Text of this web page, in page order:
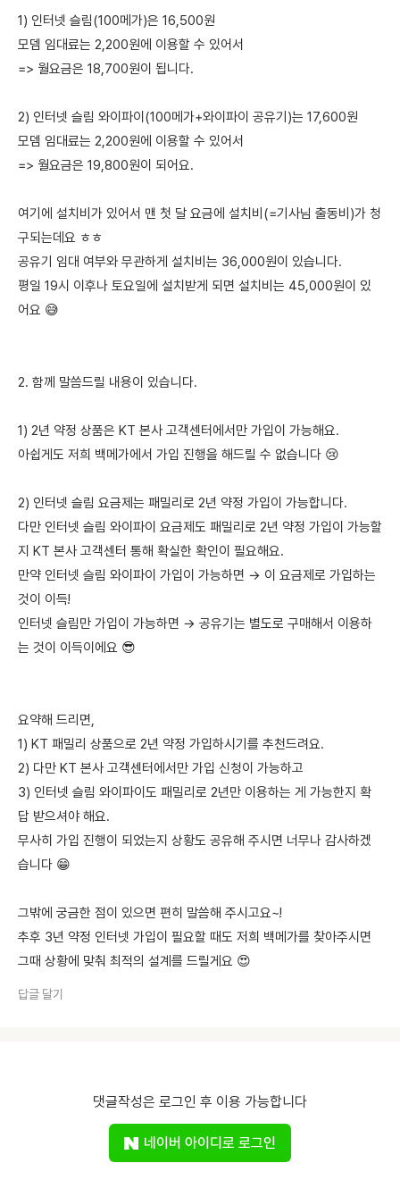
1) 인터넷 슬림(100메가)은 16,500원
모뎀 임대료는 2,200원에 이용할 수 있어서
=> 월요금은 18,700원이 됩니다.
2) 인터넷 슬림 와이파이(100메가+와이파이 공유기)는 17,600원
모뎀 임대료는 2,200원에 이용할 수 있어서
=> 월요금은 19,800원이 되어요.
여기에 설치비가 있어서 맨 첫 달 요금에 설치비(=기사님 출동비)가 청
구되는데요 ㅎㅎ
공유기 임대 여부와 무관하게 설치비는 36,000원이 있습니다.
평일 19시 이후나 토요일에 설치받게 되면 설치비는 45,000원이 있
어요 😅
2. 함께 말씀드릴 내용이 있습니다.
1) 2년 약정 상품은 KT 본사 고객센터에서만 가입이 가능해요.
아쉽게도 저희 백메가에서 가입 진행을 해드릴 수 없습니다 😢
2) 인터넷 슬림 요금제는 패밀리로 2년 약정 가입이 가능합니다.
다만 인터넷 슬림 와이파이 요금제도 패밀리로 2년 약정 가입이 가능할
지 KT 본사 고객센터 통해 확실한 확인이 필요해요.
만약 인터넷 슬림 와이파이 가입이 가능하면 → 이 요금제로 가입하는
것이 이득!
인터넷 슬림만 가입이 가능하면 → 공유기는 별도로 구매해서 이용하
는 것이 이득이에요 😎
요약해 드리면,
1) KT 패밀리 상품으로 2년 약정 가입하시기를 추천드려요.
2) 다만 KT 본사 고객센터에서만 가입 신청이 가능하고
3) 인터넷 슬림 와이파이도 패밀리로 2년만 이용하는 게 가능한지 확
답 받으셔야 해요.
무사히 가입 진행이 되었는지 상황도 공유해 주시면 너무나 감사하겠
습니다 😁
그밖에 궁금한 점이 있으면 편히 말씀해 주시고요~!
추후 3년 약정 인터넷 가입이 필요할 때도 저희 백메가를 찾아주시면
그때 상황에 맞춰 최적의 설계를 드릴게요 😍
답글 달기
댓글작성은 로그인 후 이용 가능합니다
네이버 아이디로 로그인